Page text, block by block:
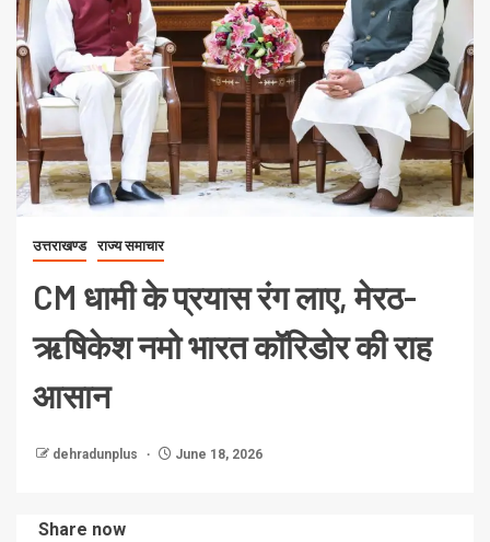
उत्तराखण्ड राज्य समाचार
CM धामी के प्रयास रंग लाए, मेरठ-
ऋषिकेश नमो भारत कॉरिडोर की राह
आसान
dehradunplus June 18, 2026
Share now